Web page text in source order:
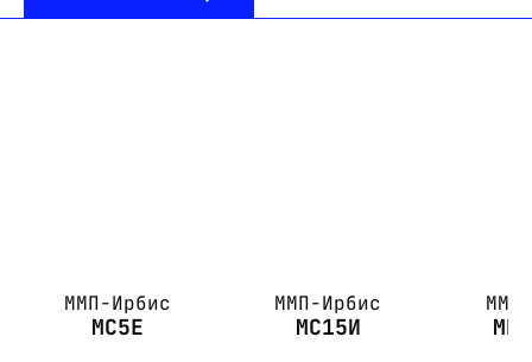
ММП-Ирбис
МС5Е
ММП-Ирбис
МС15И